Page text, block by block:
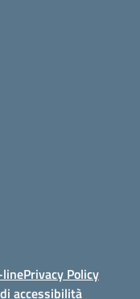
Privacy Policy
accessibilità